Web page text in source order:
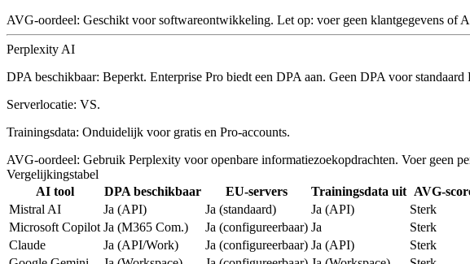
AVG-oordeel: Geschikt voor softwareontwikkeling. Let op: voer geen klantgegevens of
Perplexity AI
DPA beschikbaar: Beperkt. Enterprise Pro biedt een DPA aan. Geen DPA voor standaard
Serverlocatie: VS.
Trainingsdata: Onduidelijk voor gratis en Pro-accounts.
AVG-oordeel: Gebruik Perplexity voor openbare informatiezoekopdrachten. Voer geen
Vergelijkingstabel
AI tool
DPA beschikbaar EU-servers Trainingsdata uit AVG-
Mistral AI
Ja (API) Ja (standaard) Ja (API)
Sterk
Microsoft Copilot Ja (M365 Com.) Ja (configureerbaar) Ja
Sterk
Claude
Ja (API/Work) Ja (configureerbaar) Ja (API)
Sterk